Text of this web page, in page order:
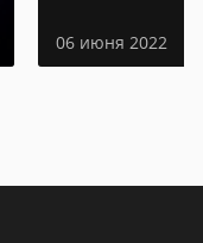
06 июня 2022